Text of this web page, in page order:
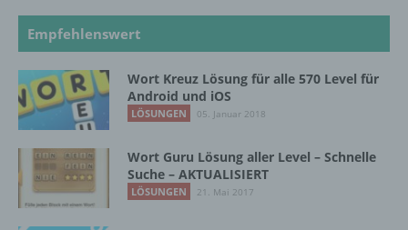
Empfehlenswert
Wort Kreuz Lösung für alle 570 Level für
Android und iOS
LÖSUNGEN 05. Januar 2018
Wort Guru Lösung aller Level – Schnelle
Suche – AKTUALISIERT
LÖSUNGEN 21. Mai 2017
nicht. Behörden, die im Rahmen eines
Mitgliedstaaten möglicherweise
personenbezogene Daten erhalten, gelten
jedoch nicht als Empfänger.
j) Dritter
Dritter ist eine natürliche oder juristische